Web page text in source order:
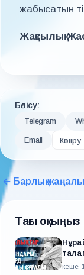
жабысатын
Жақсылық
Бөлісу:
Telegram
Email Көшіру
← Барлық
Тағы оқыңыз
кеше,